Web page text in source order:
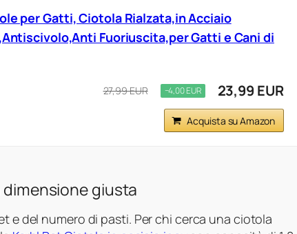
per Gatti, Ciotola Rialzata,in Acciaio
Fuoriuscita,per Gatti e Cani di
27,99 EUR −4,00 EUR 23,99 EUR
Acquista su Amazon
giusta
e del numero di pasti. Per chi cerca una ciotola